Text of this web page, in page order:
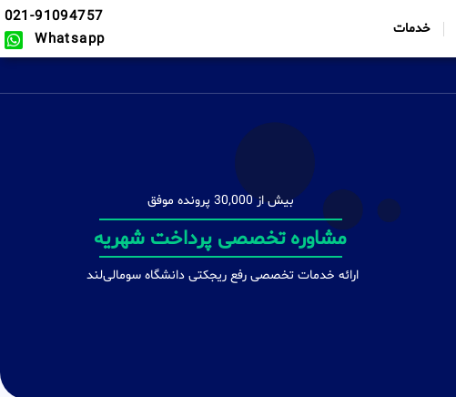
خدمات
021-91094757
Whatsapp
بیش از 30,000 پرونده موفق
دفاعیه های تخصصی
ارائه خدمات تخصصی رفع ریجکتی دانشگاه سومالی‌لند